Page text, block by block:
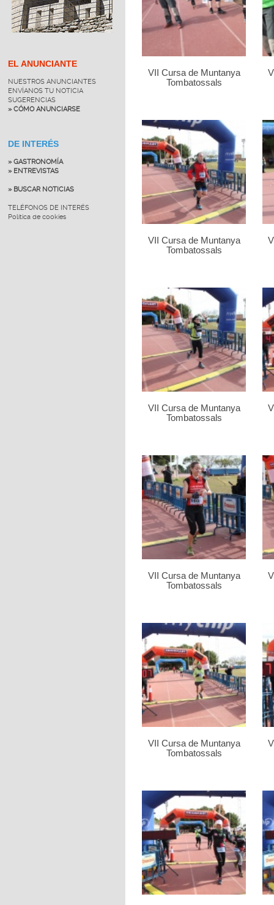
EL ANUNCIANTE
NUESTROS ANUNCIANTES
ENVÍANOS TU NOTICIA
SUGERENCIAS
» CÓMO ANUNCIARSE
DE INTERÉS
» GASTRONOMÍA
» ENTREVISTAS
» BUSCAR NOTICIAS
TELÉFONOS DE INTERÉS
Política de cookies
VII Cursa de Muntanya
Tombatossals
VII Cursa de Muntanya
Tombatossals
VII Cursa de Muntanya
Tombatossals
VII Cursa de Muntanya
Tombatossals
VII Cursa de Muntanya
Tombatossals